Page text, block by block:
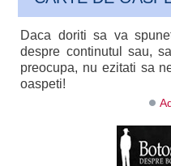
Daca doriti sa va
despre continutul sau,
preocupa, nu ezitati sa
oaspeti!